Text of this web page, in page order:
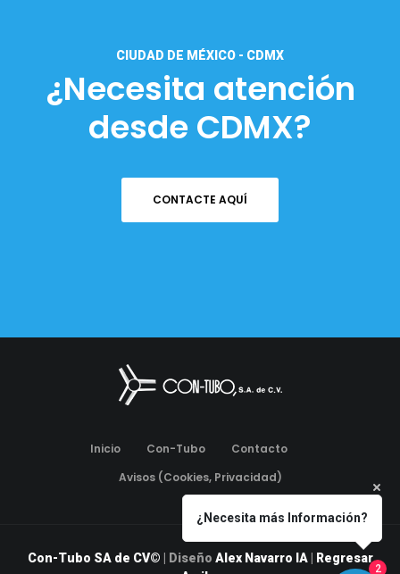
¿Necesita más Información?
CIUDAD DE MÉXICO - CDMX
¿Necesita atención
desde CDMX?
CONTACTE AQUÍ
Inicio Con-Tubo
Contacto
Avisos (Cookies, Privacidad)
Con-Tubo SA de CV© | Diseño Alex Navarro IA|
Regresar